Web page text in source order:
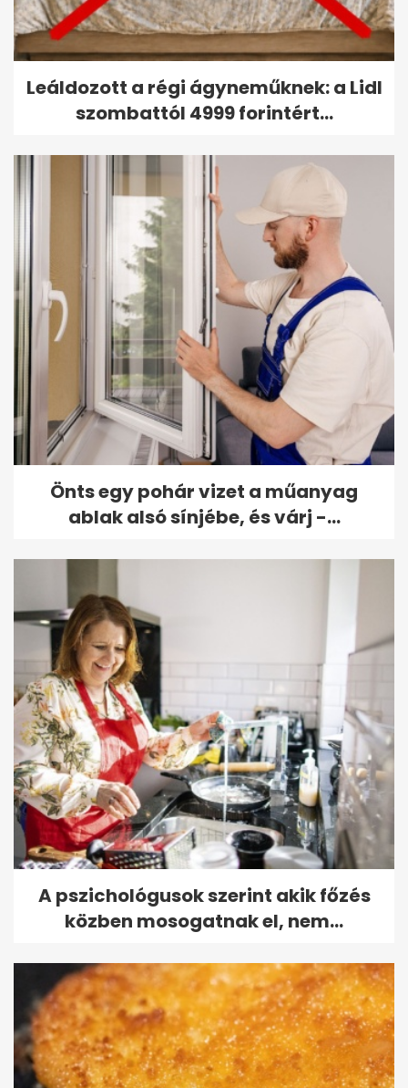
Leáldozott a régi ágyneműknek: a Lidl
szombattól 4999 forintért...
Önts egy pohár vizet a műanyag
ablak alsó sínjébe, és várj -...
A pszichológusok szerint akik főzés
közben mosogatnak el, nem...